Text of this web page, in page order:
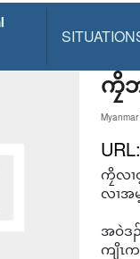
ကၠိ
URL:
ကၠိလၢ
လၢအ
အဝဲဒ
ကျိၤ